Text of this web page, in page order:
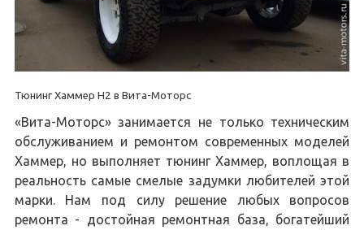
Тюнинг Хаммер H2 в Вита-Моторс
«Вита-Моторс» занимается не только техническим
обслуживанием и ремонтом современных моделей
Хаммер, но выполняет тюнинг Хаммер, воплощая в
реальность самые смелые задумки любителей этой
марки. Нам под силу решение любых вопросов
ремонта - достойная ремонтная база, богатейший